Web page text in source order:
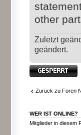
other
Zuletzt
geändert.
Thema gesperrt
Zurück zu Foren
WER IST ONLINE?
Mitglieder in diesem